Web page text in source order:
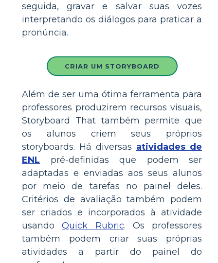
seguida, gravar e salvar suas vozes
interpretando os diálogos para praticar a
pronúncia.
CRIAR UM STORYBOARD
Além de ser uma ótima ferramenta para
professores produzirem recursos visuais,
Storyboard That também permite que
os alunos criem seus próprios
storyboards. Há diversas atividades de
ENL pré-definidas que podem ser
adaptadas e enviadas aos seus alunos
por meio de tarefas no painel deles.
Critérios de avaliação também podem
ser criados e incorporados à atividade
usandoQuick Rubric. Os professores
também podem criar suas próprias
atividades a partir do painel do